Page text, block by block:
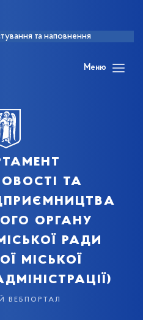
та наповнення
Меню
та
органу
ради
міської
вебпортал